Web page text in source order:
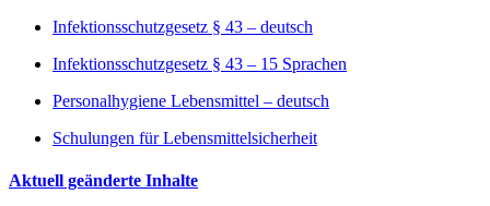
Infektionsschutzgesetz § 43 – deutsch
Infektionsschutzgesetz § 43 – 15 Sprachen
Personalhygiene Lebensmittel – deutsch
Schulungen für Lebensmittelsicherheit
Aktuell geänderte Inhalte